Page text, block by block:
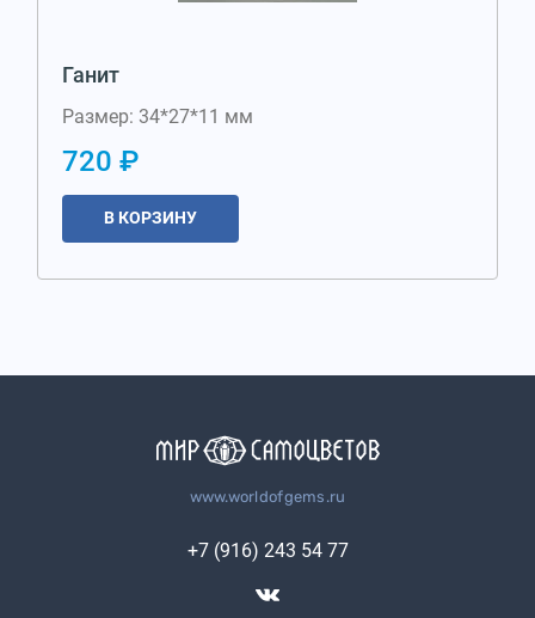
Ганит
Размер: 34*27*11 мм
720 ₽
В КОРЗИНУ
www.worldofgems.ru
+7 (916) 243 54 77